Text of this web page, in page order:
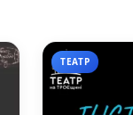
ТЕАТР